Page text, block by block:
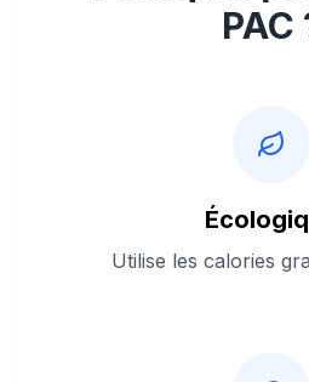
PAC
Utilise les calories